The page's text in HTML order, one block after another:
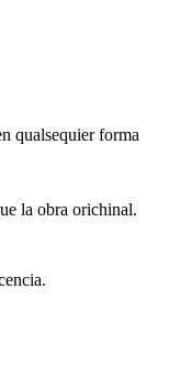
qualsequier forma
la obra orichinal.